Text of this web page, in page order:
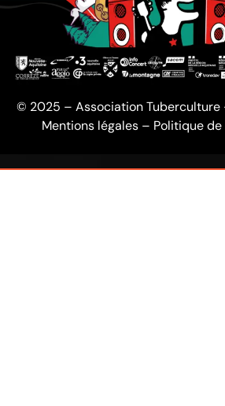
© 2025 – Association Tuberculture
Mentions légales– Politique